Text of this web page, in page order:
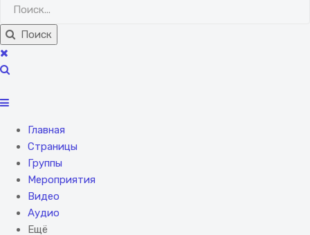
Поиск
Главная
Страницы
Группы
Мероприятия
Видео
Аудио
Ещё